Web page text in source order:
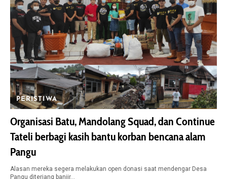
PERISTIWA
Organisasi Batu, Mandolang Squad, dan Continue
Tateli berbagi kasih bantu korban bencana alam
Pangu
Alasan mereka segera melakukan open donasi saat mendengar Desa
Pangu diterjang banjir…